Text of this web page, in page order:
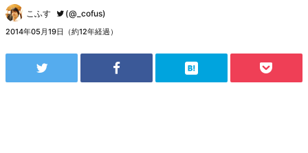
こふす (@_cofus)
2014年05月19日（約12年経過）